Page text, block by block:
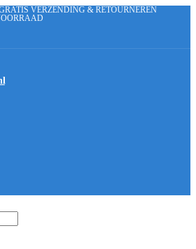
VERZENDING & RETOURNEREN